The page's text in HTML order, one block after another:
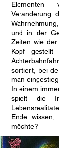
Elementen
Veränderung
und in der
Zeiten wie
Kopf gestellt
sortiert, bei
man
In einem
spielt die
Ende
möchte?